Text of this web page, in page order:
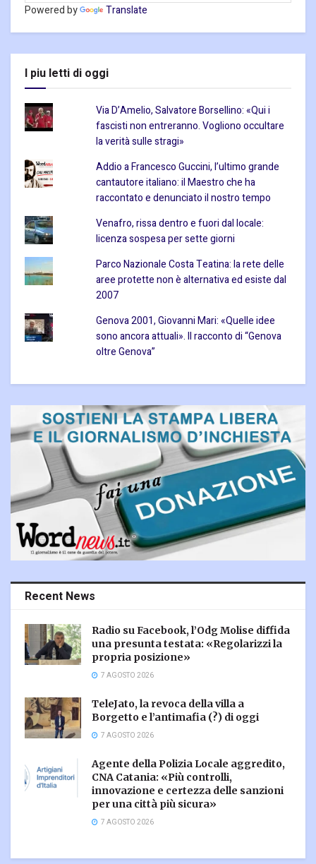
Powered by Translate
I piu letti di oggi
Via D’Amelio, Salvatore Borsellino: «Qui i
fascisti non entreranno. Vogliono occultare
la verità sulle stragi»
Addio a Francesco Guccini, l’ultimo grande
cantautore italiano: il Maestro che ha
raccontato e denunciato il nostro tempo
Venafro, rissa dentro e fuori dal locale:
licenza sospesa per sette giorni
Parco Nazionale Costa Teatina: la rete delle
aree protette non è alternativa ed esiste dal
2007
Genova 2001, Giovanni Mari: «Quelle idee
sono ancora attuali». Il racconto di “Genova
oltre Genova”
Recent News
Radio su Facebook, l’Odg Molise diffida
una presunta testata: «Regolarizzi la
propria posizione»
7 AGOSTO 2026
TeleJato, la revoca della villa a
Borgetto e l’antimafia (?) di oggi
7 AGOSTO 2026
Agente della Polizia Locale aggredito,
CNA Catania: «Più controlli,
innovazione e certezza delle sanzioni
per una città più sicura»
7 AGOSTO 2026